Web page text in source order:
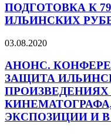
ПОДГОТОВКА К
ИЛЬИНСКИХ
03.08.2020
АНОНС.
ЗАЩИТА
ПРОИЗВЕДЕНИЯХ
ЭКСПОЗИЦИИ И